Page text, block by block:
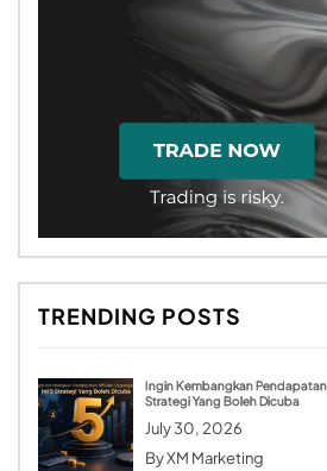
TRENDING POSTS
Ingin Kembangkan
Strategi Yang Boleh Dicuba
July 30, 2026
ByXM Marketing